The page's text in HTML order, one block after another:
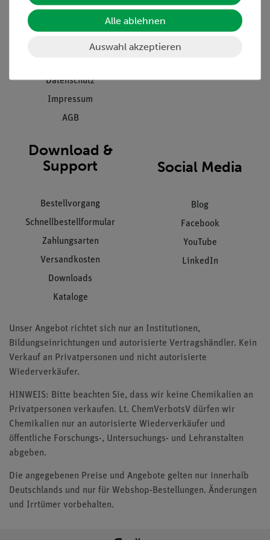
Presse
Datenschutz
Impressum
AGB
Inventarisierungs- &
Download &
Support
Bestellvorgang
Schnellbestellformular
Zahlungsarten
Versandkosten
Downloads
Kataloge
Social Media
Blog
Facebook
YouTube
LinkedIn
Unser Angebot richtet sich nur an Institutionen,
Bildungseinrichtungen und autorisierte Vertragshändler. Kein
Verkauf an Privatpersonen und nicht autorisierte
Wiederverkäufer.
HINWEIS: Bitte beachten Sie, dass wir keine Chemikalien an
Privatpersonen verkaufen. Lt. ChemVerbotsV dürfen wir
Chemikalien nur an autorisierte Wiederverkäufer und
öffentliche Forschungs-, Untersuchungs- und Lehranstalten
abgeben.
Die angegebenen Preise und Angebote gelten nur innerhalb
Deutschlands und nur für Webshop-Bestellungen. Änderungen
und Irrtümer vorbehalten.
Alle ablehnen
Auswahl akzeptieren